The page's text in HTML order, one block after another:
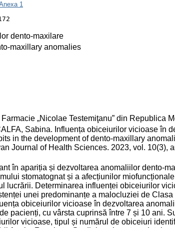
1
dento-maxilare
maxillary anomalies
„Nicolae Testemiţanu” din Republica
Sabina. Influența obiceiurilor vicioase în
in the development of dento-maxillary
Journal of Health Sciences. 2023, vol. 10(3),
în apariția și dezvoltarea anomaliilor dento-
stomatognat și a afecțiunilor miofuncționale
lucrării. Determinarea influenței obiceiurilor
unei predominanțe a malocluziei de Clasa
obiceiurilor vicioase în dezvoltarea
pacienți, cu vârsta cuprinsă între 7 și 10 ani.
vicioase, tipul și numărul de obiceiuri